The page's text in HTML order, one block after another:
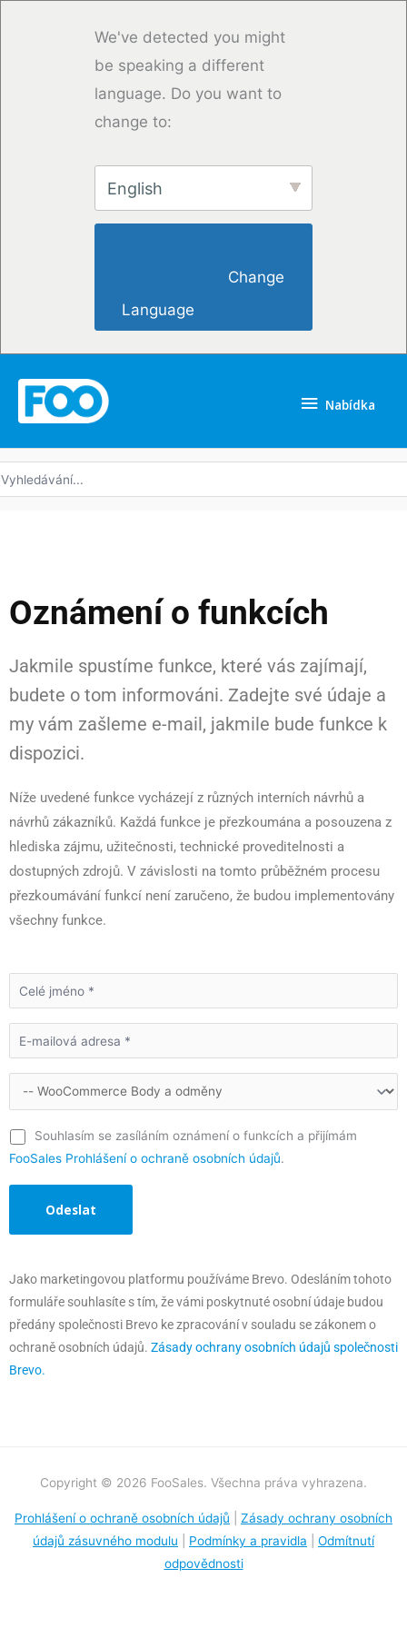
We've detected you might
be speaking a different
language. Do you want to
change to:
English
Language
Nabídka
Oznámení o funkcích
Jakmile spustíme funkce, které vás zajímají,
budete o tom informováni. Zadejte své údaje a
my vám zašleme e-mail, jakmile bude funkce k
dispozici.
Níže uvedené funkce vycházejí z různých interních návrhů a
návrhů zákazníků. Každá funkce je přezkoumána a posouzena z
hlediska zájmu, užitečnosti, technické proveditelnosti a
dostupných zdrojů. V závislosti na tomto průběžném procesu
přezkoumávání funkcí není zaručeno, že budou implementovány
všechny funkce.
Souhlasím se zasíláním oznámení o funkcích a přijímám
FooSales Prohlášení o ochraně osobních údajů.
Jako marketingovou platformu používáme Brevo. Odesláním tohoto
formuláře souhlasíte s tím, že vámi poskytnuté osobní údaje budou
předány společnosti Brevo ke zpracování v souladu se zákonem o
ochraně osobních údajů. Zásady ochrany osobních údajů společnosti
Brevo.
Copyright © 2026 FooSales. Všechna práva vyhrazena.
Prohlášení o ochraně osobních údajů
Zásady ochrany osobních
údajů zásuvného modulu
Podmínky a pravidla
Odmítnutí
odpovědnosti